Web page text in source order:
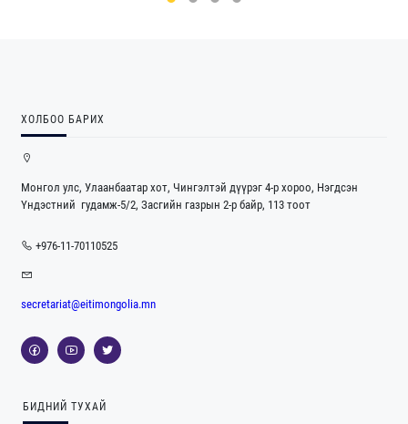
ХОЛБОО БАРИХ
Монгол улс, Улаанбаатар хот, Чингэлтэй дүүрэг 4-р хороо, Нэгдсэн
Үндэстний гудамж-5/2, Засгийн газрын 2-р байр, 113 тоот
+976-11-70110525
secretariat@eitimongolia.mn
БИДНИЙ ТУХАЙ